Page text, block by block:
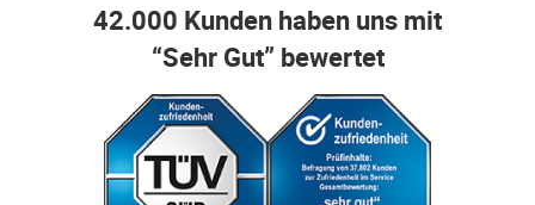
42.000 Kunden haben uns mit
“Sehr Gut” bewertet